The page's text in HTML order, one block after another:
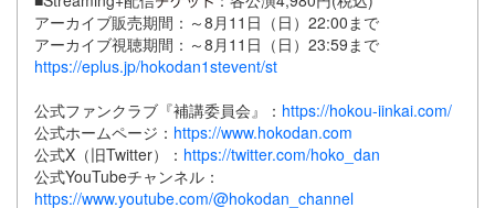
アーカイブ販売期間：～8月11日（日）22:00まで
アーカイブ視聴期間：～8月11日（日）23:59まで
https://eplus.jp/hokodan1stevent/st
公式ファンクラブ『補講委員会』： https://hokou-iinkai.com/
公式ホームページ： https://www.hokodan.com
公式X（旧Twitter）： https://twitter.com/hoko_dan
公式YouTubeチャンネル：
https://www.youtube.com/@hokodan_channel